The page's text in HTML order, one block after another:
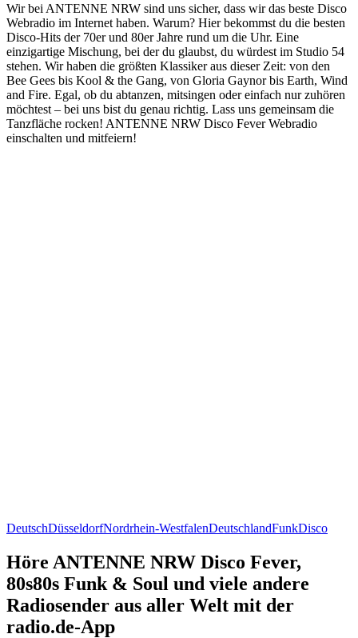
Wir bei ANTENNE NRW sind uns sicher, dass wir das beste Disco
Webradio im Internet haben. Warum? Hier bekommst du die besten
Disco-Hits der 70er und 80er Jahre rund um die Uhr. Eine
einzigartige Mischung, bei der du glaubst, du würdest im Studio 54
stehen. Wir haben die größten Klassiker aus dieser Zeit: von den
Bee Gees bis Kool & the Gang, von Gloria Gaynor bis Earth, Wind
and Fire. Egal, ob du abtanzen, mitsingen oder einfach nur zuhören
möchtest – bei uns bist du genau richtig. Lass uns gemeinsam die
Tanzfläche rocken! ANTENNE NRW Disco Fever Webradio
einschalten und mitfeiern!
DeutschDüsseldorfNordrhein-WestfalenDeutschlandFunkDisco
Höre ANTENNE NRW Disco Fever,
80s80s Funk & Soul und viele andere
Radiosender aus aller Welt mit der
radio.de-App